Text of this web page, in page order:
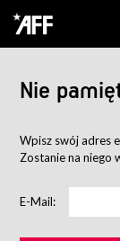
Nie
Wpisz swój adres
Zostanie na niego
E-Mail: